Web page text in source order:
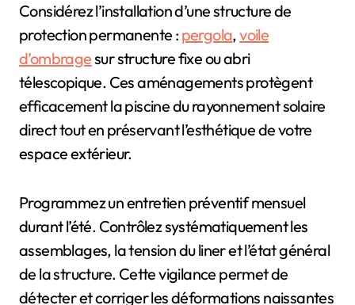
Considérez l’installation d’une structure de
protection permanente : pergola,voile
d’ombragesur structure fixe ou abri
télescopique. Ces aménagements protègent
efficacement la piscine du rayonnement solaire
direct tout en préservant l’esthétique de votre
espace extérieur.
Programmez un entretien préventif mensuel
durant l’été. Contrôlez systématiquement les
assemblages, la tension du liner et l’état général
de la structure. Cette vigilance permet de
détecter et corriger les déformations naissantes